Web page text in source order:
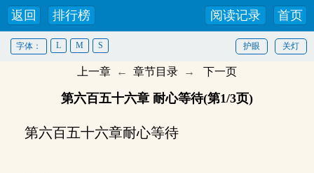
返回 排行榜 首页
阅读记录
关灯
护眼
字体： L M S
上一章 ← 章节目录 → 下一页
第六百五十六章 耐心等待(第1/3页)
第六百五十六章耐心等待